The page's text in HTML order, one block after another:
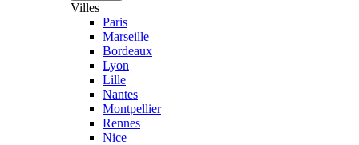
Villes
Paris
Marseille
Bordeaux
Lyon
Lille
Nantes
Montpellier
Rennes
Nice